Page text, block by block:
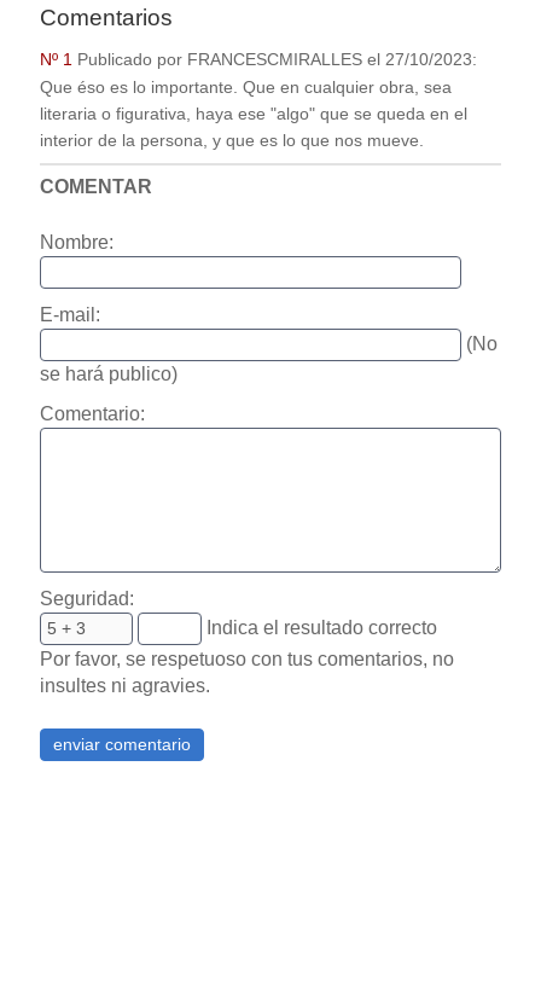
Comentarios
Nº 1 Publicado por FRANCESCMIRALLESel 27/10/2023:
Que éso es lo importante. Que en cualquier obra, sea
literaria o figurativa, haya ese "algo" que se queda en el
interior de la persona, y que es lo que nos mueve.
COMENTAR
Nombre:
E-mail:
(No
se hará publico)
Comentario:
Seguridad:
Indica el resultado correcto
Por favor, se respetuoso con tus comentarios, no
insultes ni agravies.